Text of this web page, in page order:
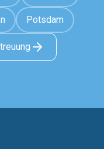
Potsdam